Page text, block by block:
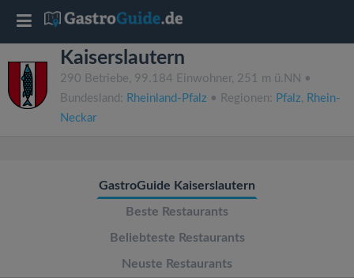
Kaiserslautern
290 Betriebe, 99.184 Einwohner, 251 m ü.NN •
Bundesland: Rheinland-Pfalz • Regionen: Pfalz, Rhein-
Neckar
GastroGuide Kaiserslautern
Beste Restaurants
Beliebteste Restaurants
Neuste Restaurants
T
o
g